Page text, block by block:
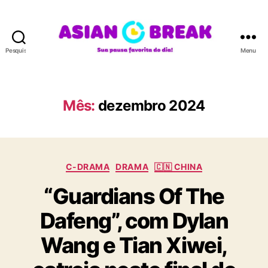
Pesquisar
A
N
R
A
Menu
Mês: dezembro 2024
C
t
e
g
o
r
i
C-DRAMA DRAMA 🇨🇳 CHINA
“Guardians Of The
Dafeng”, com Dylan
Wang e Tian Xiwei,